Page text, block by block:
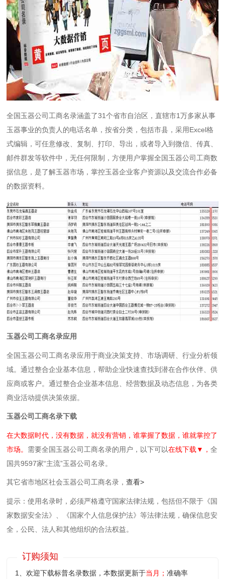
全国玉器公司工商名录涵盖了31个省市自治区，直辖市1万多家从事
玉器事业的负责人的电话名单，按省分类，包括市县，采用Excel格
式编辑，可任意修改、复制、打印、导出，或者导入到微信、传真、
邮件群发等软件中，无任何限制，方便用户掌握全国玉器公司工商数
据信息，是了解玉器市场，掌控玉器企业客户资源以及交流合作必备
的数据资料。
玉器公司工商名录应用
全国玉器公司工商名录应用于商业决策支持、市场调研、行业分析领
域。通过整合企业基本信息，帮助企业快速查找到潜在合作伙伴、供
应商或客户。通过整合企业基本信息、经营数据及动态信息，为各类
商业活动提供决策依据。
玉器公司工商名录下载
在大数据时代，没有数据，就没有营销，谁掌握了数据，谁就掌控了
市场。 需要全国玉器公司工商名录的用户，以下可以在线下载▼，全
国共9597家“主流”玉器公司名录。
其它省市地区社会玉器公司工商名录，查看>
提示：使用名录时，必须严格遵守国家法律法规，包括但不限于《国
家数据安全法》、《国家个人信息保护法》等‌法律法规，确保信息安
全，公民、法人和其他组织的合法权益。
订购须知
1、欢迎下载标普名录数据，本数据更新于当月；准确率